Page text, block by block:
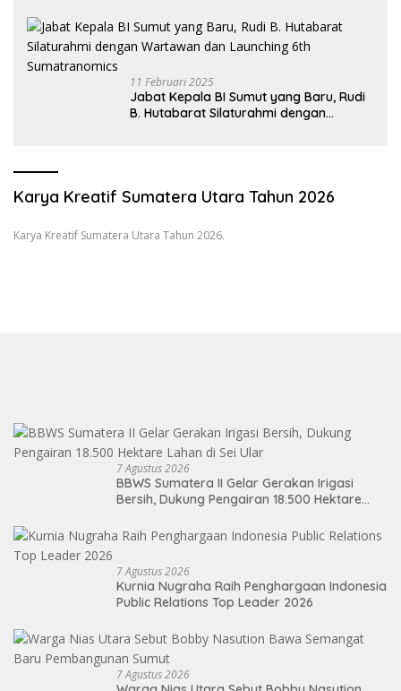
11 Februari 2025
Jabat Kepala BI Sumut yang Baru, Rudi
B. Hutabarat Silaturahmi dengan
Karya Kreatif Sumatera Utara Tahun 2026
Karya Kreatif Sumatera Utara Tahun 2026.
7 Agustus 2026
BBWS Sumatera II Gelar Gerakan Irigasi
Bersih, Dukung Pengairan 18.500 Hektare
7 Agustus 2026
Kurnia Nugraha Raih Penghargaan Indonesia
Public Relations Top Leader 2026
7 Agustus 2026